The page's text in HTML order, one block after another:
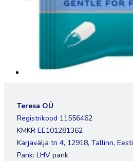
Teresa OÜ
Registrikood 11556462
KMKR EE101281362
Karjavälja tn 4, 12918, Tallinn, Eesti
Pank: LHV pank